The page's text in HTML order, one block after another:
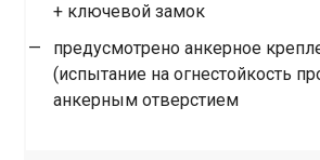
+ ключевой замок
предусмотрено анкерное
(испытание на огнестойкость
анкерным отверстием